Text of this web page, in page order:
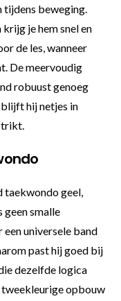
beweging.
je hem snel en
de les, wanneer
De meervoudig
robuust genoeg
hij netjes in
taekwondo geel,
geen smalle
universele band
past hij goed bij
dezelfde logica
tweekleurige opbouw